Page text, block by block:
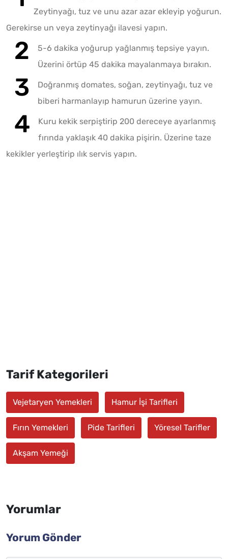
Zeytinyağı, tuz ve unu azar azar ekleyip yoğurun.
Gerekirse un veya zeytinyağı ilavesi yapın.
5-6 dakika yoğurup yağlanmış tepsiye yayın.
Üzerini örtüp 45 dakika mayalanmaya bırakın.
Doğranmış domates, soğan, zeytinyağı, tuz ve
biberi harmanlayıp hamurun üzerine yayın.
Kuru kekik serpiştirip 200 dereceye ayarlanmış
fırında yaklaşık 40 dakika pişirin. Üzerine taze
kekikler yerleştirip ılık servis yapın.
Tarif Kategorileri
Vejetaryen Yemekleri Hamur İşi Tarifleri
Fırın Yemekleri Pide Tarifleri Yöresel Tarifler
Akşam Yemeği
Yorumlar
Yorum Gönder